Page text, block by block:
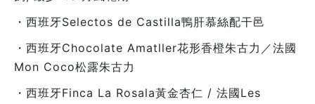
・西班牙Selectos de Castilla鴨肝慕絲配干邑
・西班牙Chocolate Amatller花形香橙朱古力／法國
Mon Coco松露朱古力
・西班牙Finca La Rosala黃金杏仁 / 法國Les